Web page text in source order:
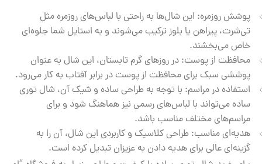
پوشش روزمره: این شال‌ها به راحتی با لباس‌های روزمره مثل
تی‌شرت، پیراهن یا بلوز ترکیب می‌شوند و به استایل شما جلوه‌ای
خاص می‌بخشند.
محافظت از پوست: در روزهای گرم تابستان، این شال به عنوان
پوششی سبک برای محافظت از پوست در برابر آفتاب به کار می‌رود.
استفاده در مراسم: با توجه به طراحی ساده و شیک آن، شال توری
ساده می‌تواند با لباس‌های رسمی نیز هماهنگ شود و برای
مراسم‌های مختلف مناسب باشد.
هدیه‌ای مناسب: طراحی کلاسیک و کاربردی این شال، آن را به
گزینه‌ای عالی برای هدیه دادن به عزیزان تبدیل کرده است.